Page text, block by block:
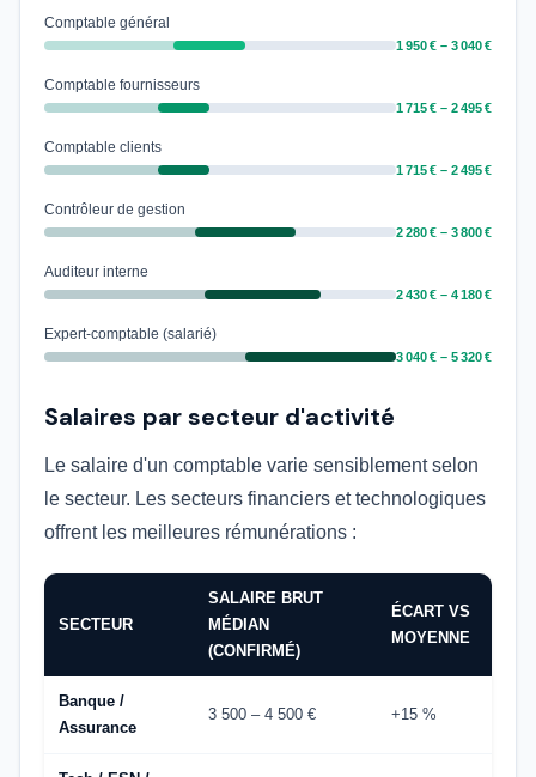
Comptable général
1 950 € – 3 040 €
Comptable fournisseurs
1 715 € – 2 495 €
Comptable clients
1 715 € – 2 495 €
Contrôleur de gestion
2 280 € – 3 800 €
Auditeur interne
2 430 € – 4 180 €
Expert-comptable (salarié)
3 040 € – 5 320 €
Salaires par secteur d'activité
Le salaire d'un comptable varie sensiblement selon
le secteur. Les secteurs financiers et technologiques
offrent les meilleures rémunérations :
SECTEUR
SALAIRE BRUT
MÉDIAN
(CONFIRMÉ)
ÉCART VS
MOYENNE
Banque /
Assurance
3 500 – 4 500 € +15 %